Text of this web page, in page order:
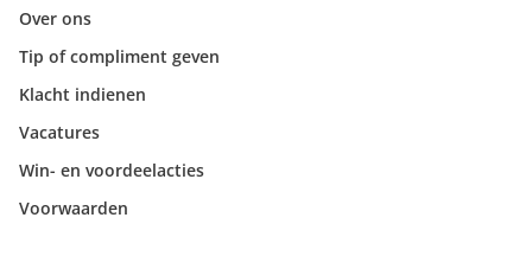
Over ons
Tip of compliment geven
Klacht indienen
Vacatures
Win- en voordeelacties
Voorwaarden